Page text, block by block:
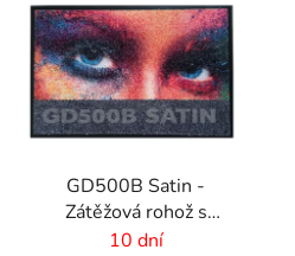
GD500B Satin -
Zátěžová rohož s
digitálnou potlačou a
10 dní